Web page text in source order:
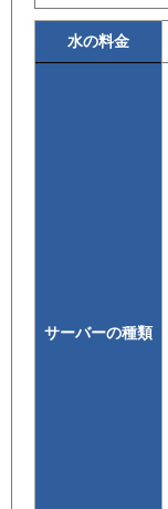
水の料金
サーバーの種類